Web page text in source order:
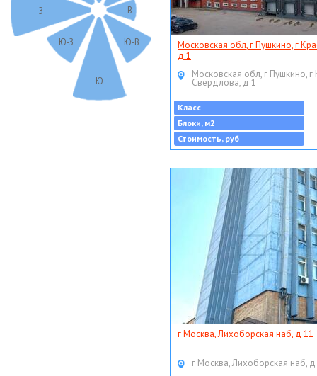
В
Ю-В
Ю
Ю-З
З
Московская обл, г Пушкино, г
д 1
Московская обл, г Пушкино, г
Свердлова, д 1
Класс
Блоки, м2
Стоимость, руб
г Москва, Лихоборская наб, д 11
г Москва, Лихоборская наб,